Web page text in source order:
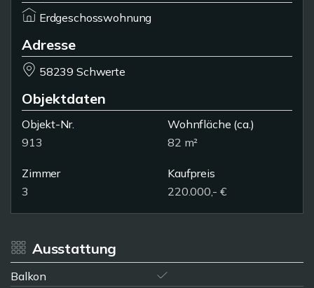
Erdgeschosswohnung
Adresse
58239 Schwerte
Objektdaten
Objekt-Nr.
913
Wohnfläche (ca.)
82 m²
Zimmer
3
Kaufpreis
220.000,- €
Ausstattung
Balkon